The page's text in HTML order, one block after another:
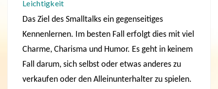
Leichtigkeit
Das Ziel des Smalltalks ein gegenseitiges
Kennenlernen. Im besten Fall erfolgt dies mit viel
Charme, Charisma und Humor. Es geht in keinem
Fall darum, sich selbst oder etwas anderes zu
verkaufen oder den Alleinunterhalter zu spielen.